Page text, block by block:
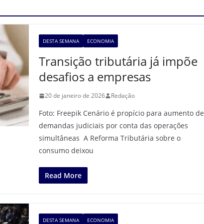
DESTA SEMANA ECONOMIA
Transição tributária já impõe
desafios a empresas
20 de janeiro de 2026 Redação
Foto: Freepik Cenário é propício para aumento de
demandas judiciais por conta das operações
simultâneas A Reforma Tributária sobre o
consumo deixou
Read More
DESTA SEMANA ECONOMIA